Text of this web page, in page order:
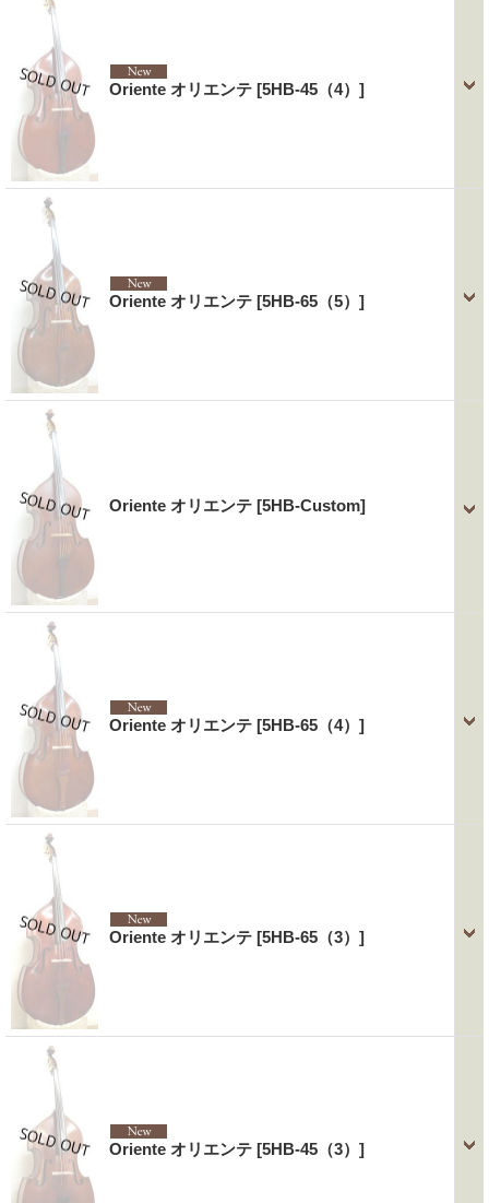
Oriente オリエンテ [5HB-45（4）]
Oriente オリエンテ [5HB-65（5）]
Oriente オリエンテ [5HB-Custom]
Oriente オリエンテ [5HB-65（4）]
Oriente オリエンテ [5HB-65（3）]
Oriente オリエンテ [5HB-45（3）]